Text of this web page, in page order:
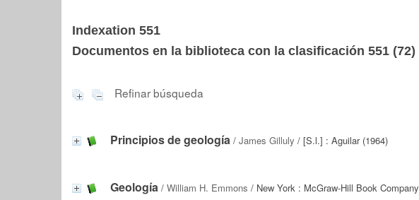
Indexation 551
Documentos en la biblioteca con la clasificación 551 (72)
Refinar búsqueda
Principios de geología / James Gilluly / [S.l.] : Aguilar (1964)
Geología / William H. Emmons / New York : McGraw-Hill Book